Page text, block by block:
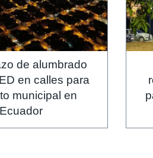
de alumbrado
en calles para
municipal en
Ecuador